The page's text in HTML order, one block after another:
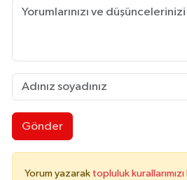
Gönder
Yorum yazarak topluluk kurallarımızı